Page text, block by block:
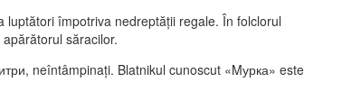
împotriva nedreptății regale. În folclorul
săracilor.
neîntâmpinați. Blatnikul cunoscut «Mурка» este